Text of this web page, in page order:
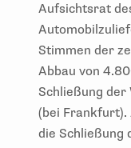
Aufsichtsrat
Stimmen der
Abbau von
Schließung der
(bei Frankfurt).
die Schließung